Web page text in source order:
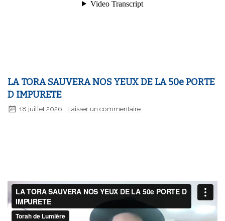
LA TORA SAUVERA NOS YEUX DE LA 50e PORTE
D IMPURETE
18 juillet 2026 Laisser un commentaire